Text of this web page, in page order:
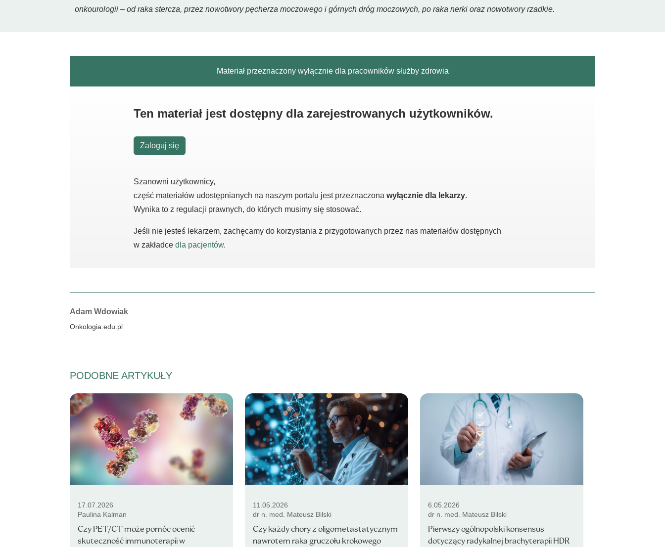
onkourologii – od raka stercza, przez nowotwory pęcherza moczowego i górnych dróg moczowych, po raka nerki oraz nowotwory rzadkie.
Materiał przeznaczony wyłącznie dla pracowników służby zdrowia
Ten materiał jest dostępny dla zarejestrowanych użytkowników.
Zaloguj się
Szanowni użytkownicy,
część materiałów udostępnianych na naszym portalu jest przeznaczona wyłącznie dla lekarzy.
Wynika to z regulacji prawnych, do których musimy się stosować.
Jeśli nie jesteś lekarzem, zachęcamy do korzystania z przygotowanych przez nas materiałów dostępnych
w zakładce dla pacjentów.
Autorzy:
Adam Wdowiak
Onkologia.edu.pl
PODOBNE ARTYKUŁY
17.07.2026
Paulina Kalman
Czy PET/CT może pomóc ocenić
skuteczność immunoterapii w
11.05.2026
dr n. med. Mateusz Bilski
Czy każdy chory z oligometastatycznym
nawrotem raka gruczołu krokowego
6.05.2026
dr n. med. Mateusz Bilski
Pierwszy ogólnopolski konsensus
dotyczący radykalnej brachyterapii HDR